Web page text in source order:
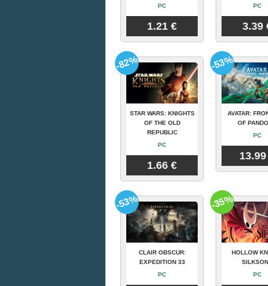
PC
1.21 €
PC
3.39
STAR WARS: KNIGHTS
OF THE OLD
REPUBLIC
PC
1.66 €
-82%
AVATAR:
OF
PC
-53%
CLAIR OBSCUR:
EXPEDITION 33
PC
-53%
HOLLOW
PC
-35%